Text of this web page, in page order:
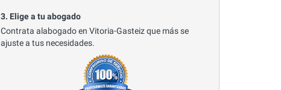
3. Elige a tu abogado
Contrata alabogado en Vitoria-Gasteiz que más se
ajuste a tus necesidades.